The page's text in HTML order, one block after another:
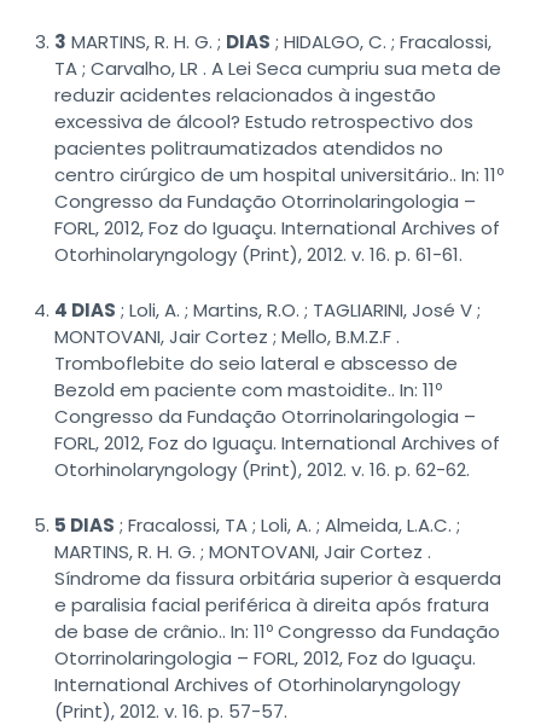
3 MARTINS, R. H. G. ; DIAS ; HIDALGO, C. ; Fracalossi,
TA ; Carvalho, LR . A Lei Seca cumpriu sua meta de
reduzir acidentes relacionados à ingestão
excessiva de álcool? Estudo retrospectivo dos
pacientes politraumatizados atendidos no
centro cirúrgico de um hospital universitário.. In: 11º
Congresso da Fundação Otorrinolaringologia –
FORL, 2012, Foz do Iguaçu. International Archives of
Otorhinolaryngology (Print), 2012. v. 16. p. 61-61.
4 DIAS ; Loli, A. ; Martins, R.O. ; TAGLIARINI, José V ;
MONTOVANI, Jair Cortez ; Mello, B.M.Z.F .
Tromboflebite do seio lateral e abscesso de
Bezold em paciente com mastoidite.. In: 11º
Congresso da Fundação Otorrinolaringologia –
FORL, 2012, Foz do Iguaçu. International Archives of
Otorhinolaryngology (Print), 2012. v. 16. p. 62-62.
5 DIAS ; Fracalossi, TA ; Loli, A. ; Almeida, L.A.C. ;
MARTINS, R. H. G. ; MONTOVANI, Jair Cortez .
Síndrome da fissura orbitária superior à esquerda
e paralisia facial periférica à direita após fratura
de base de crânio.. In: 11º Congresso da Fundação
Otorrinolaringologia – FORL, 2012, Foz do Iguaçu.
International Archives of Otorhinolaryngology
(Print), 2012. v. 16. p. 57-57.